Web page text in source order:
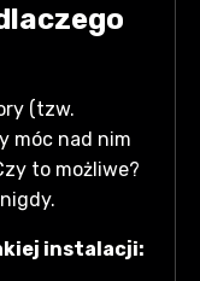
(tzw.
móc nad nim
to możliwe?
instalacji: